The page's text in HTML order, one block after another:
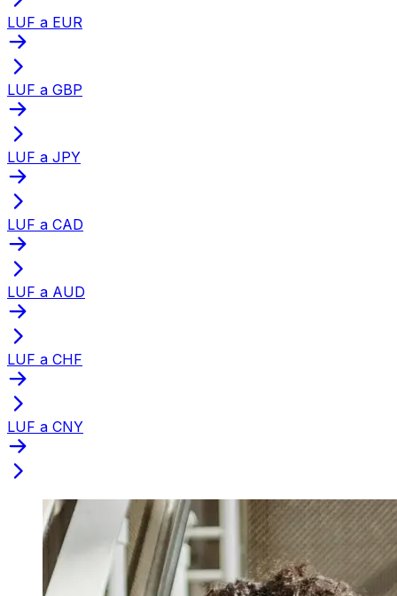
LUF a EUR
LUF a GBP
LUF a JPY
LUF a CAD
LUF a AUD
LUF a CHF
LUF a CNY